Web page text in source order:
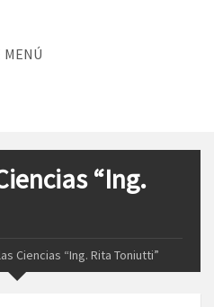
MENÚ
“Ing.
Ciencias “Ing. Rita Toniutti”